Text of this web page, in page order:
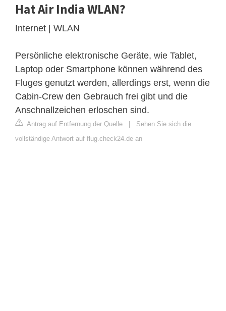
Hat Air India WLAN?
Internet | WLAN
Persönliche elektronische Geräte, wie Tablet,
Laptop oder Smartphone können während des
Fluges genutzt werden, allerdings erst, wenn die
Cabin-Crew den Gebrauch frei gibt und die
Anschnallzeichen erloschen sind.
Antrag auf Entfernung der Quelle | Sehen Sie sich die
vollständige Antwort auf flug.check24.de an